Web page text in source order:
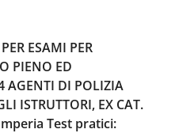
ESAMI PER
PIENO ED
AGENTI DI POLIZIA
ISTRUTTORI, EX CAT.
Test pratici: